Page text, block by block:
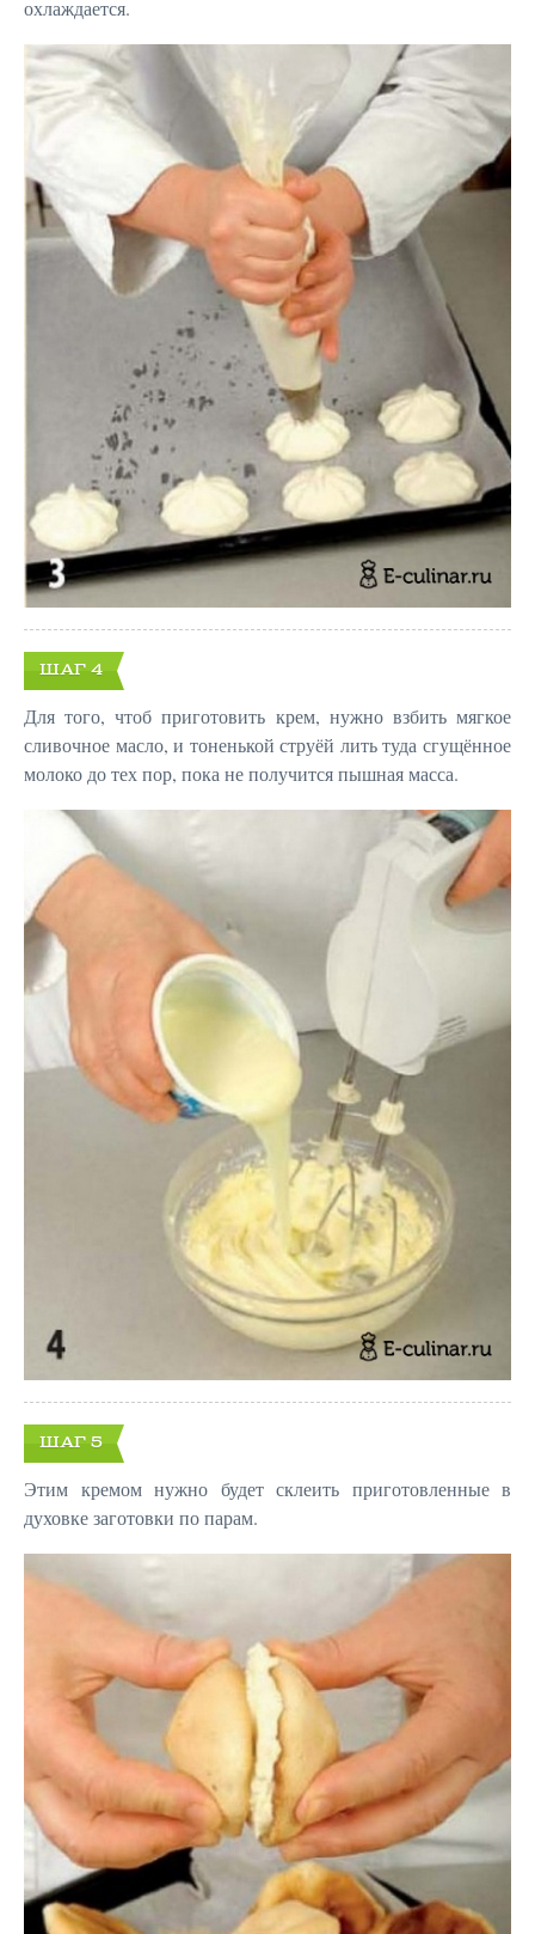
охлаждается.
ШАГ 4
Для того, чтоб приготовить крем, нужно взбить мягкое
сливочное масло, и тоненькой струёй лить туда сгущённое
молоко до тех пор, пока не получится пышная масса.
ШАГ 5
Этим кремом нужно будет склеить приготовленные в
духовке заготовки по парам.